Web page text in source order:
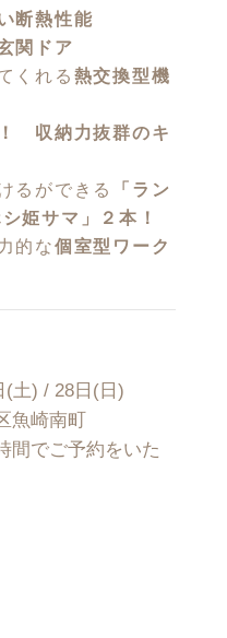
断熱性能
関ドア
くれる 熱交換型機
収納力抜群のキ
るができる
「ラン
姫サマ」２本！
的な個室型ワーク
土) / 28日(日)
魚崎南町
間でご予約をいた